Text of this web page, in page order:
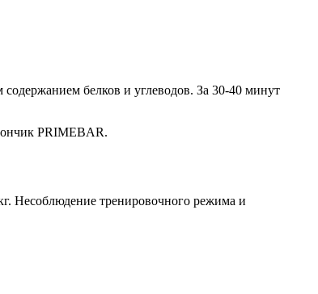
белков и углеводов. За 30-40 минут
PRIMEBAR.
Несоблюдение тренировочного режима и